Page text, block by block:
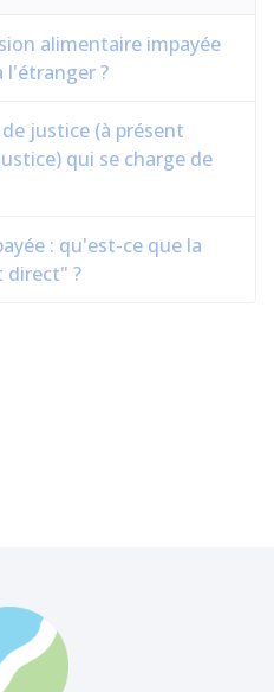
alimentaire impayée
l'étranger ?
justice (à présent
qui se charge de
: qu'est-ce que la
direct" ?